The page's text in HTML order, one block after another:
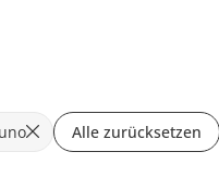
uno Alle zurücksetzen